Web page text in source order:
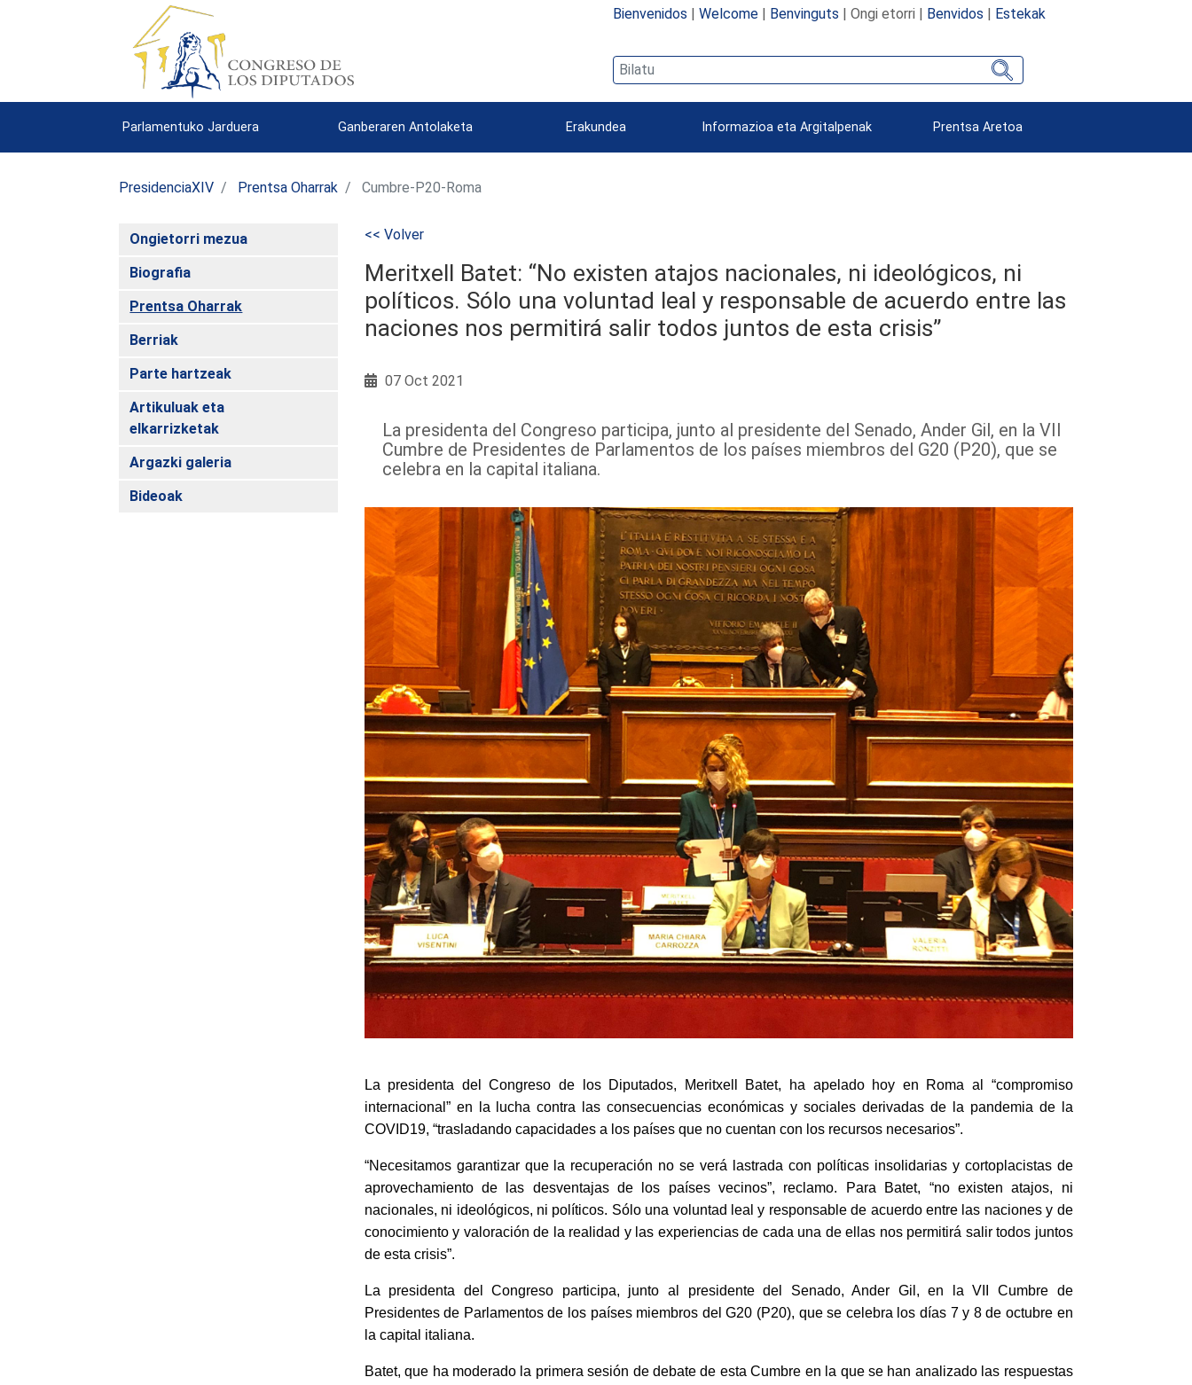
Bienvenidos | Welcome| Benvinguts | Ongi etorri | Benvidos | Estekak
Parlamentuko Jarduera Ganberaren Antolaketa Erakundea Informazioa eta Argitalpenak Prentsa Aretoa
PresidenciaXIV Prentsa Oharrak Cumbre-P20-Roma
Ongietorri mezua
Biografia
Prentsa Oharrak
Berriak
Parte hartzeak
Artikuluak eta
elkarrizketak
Argazki galeria
Bideoak
<< Volver
Meritxell Batet: “No existen atajos nacionales, ni ideológicos, ni
políticos. Sólo una voluntad leal y responsable de acuerdo entre las
naciones nos permitirá salir todos juntos de esta crisis”
07 Oct 2021
La presidenta del Congreso participa, junto al presidente del Senado, Ander Gil, en la VII
Cumbre de Presidentes de Parlamentos de los países miembros del G20 (P20), que se
celebra en la capital italiana.
La presidenta del Congreso de los Diputados, Meritxell Batet, ha apelado hoy en Roma al “compromiso
internacional” en la
lucha contra las consecuencias económicas y sociales derivadas de la pandemia de la
COVID19, “trasladando capacidades a los países que no cuentan con los recursos necesarios”.
“Necesitamos garantizar que la recuperación no se verá lastrada con políticas insolidarias y cortoplacistas de
aprovechamiento de las desventajas de los países vecinos”, reclamo.
Para Batet, “no existen atajos, ni
nacionales, ni ideológicos, ni políticos. Sólo una voluntad leal y responsable de acuerdo entre las naciones y de
conocimiento y valoración de la realidad y las experiencias de cada una de ellas nos permitirá salir todos juntos
de esta crisis”.
La presidenta del Congreso participa, junto al presidente del Senado, Ander Gil, en la VII Cumbre de
Presidentes de Parlamentos de los países miembros del G20 (P20), que se celebra los días 7 y 8 de octubre en
la capital italiana.
Batet, que ha moderado la primera sesión de debate de esta Cumbre en la que se han analizado las respuestas